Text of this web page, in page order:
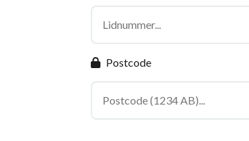
Postcode